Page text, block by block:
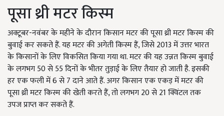
पूसा थ्री मटर किस्म
अक्टूबर-नवंबर के महीने के दौरान किसान मटर की पूसा थ्री मटर किस्म की
बुवाई कर सकते हैं. यह मटर की अगेती किस्म हैं, जिसे 2013 में उत्तर भारत
के किसानों के लिए विकसित किया गया था. मटर की यह उन्नत किस्म बुवाई
के लगभग 50 से 55 दिनों के भीतर तुड़ाई के लिए तैयार हो जाती है. इसकी
हर एक फली में 6 से 7 दाने आते हैं. अगर किसान एक एकड़ में मटर की
पूसा थ्री मटर किस्म की खेती करते हैं, तो लगभग 20 से 21 क्विंटल तक
उपज प्राप्त कर सकते हैं.